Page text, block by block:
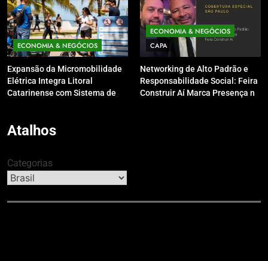
ECONOMIA & NEGÓCIOS
Expansão da Micromobilidade
Elétrica Integra Litoral
Catarinense com Sistema de
ECONOMIA & NEGÓCIOS
CAPA
Networking de Alto Padrão e
Responsabilidade Social: Feira
Construir Aí Marca Presença no
Atalhos
Categorias